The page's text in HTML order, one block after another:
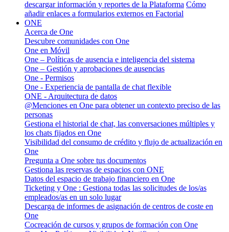
descargar información y reportes de la Plataforma Cómo
añadir enlaces a formularios externos en Factorial
ONE
Acerca de One
Descubre comunidades con One
One en Móvil
One – Políticas de ausencia e inteligencia del sistema
One – Gestión y aprobaciones de ausencias
One - Permisos
One - Experiencia de pantalla de chat flexible
ONE - Arquitectura de datos
@Menciones en One para obtener un contexto preciso de las
personas
Gestiona el historial de chat, las conversaciones múltiples y
los chats fijados en One
Visibilidad del consumo de crédito y flujo de actualización en
One
Pregunta a One sobre tus documentos
Gestiona las reservas de espacios con ONE
Datos del espacio de trabajo financiero en One
Ticketing y One : Gestiona todas las solicitudes de los/as
empleados/as en un solo lugar
Descarga de informes de asignación de centros de coste en
One
Cocreación de cursos y grupos de formación con One